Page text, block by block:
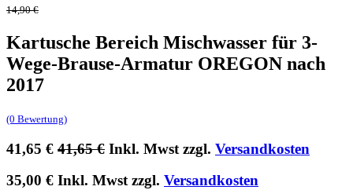
14,90€
Kartusche Bereich Mischwasser für 3-
Wege-Brause-Armatur OREGON nach
2017
(0 Bewertung)
41,65 € 41,65€ Inkl. Mwst zzgl. Versandkosten
35,00 € Inkl. Mwst zzgl. Versandkosten